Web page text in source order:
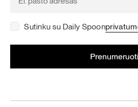
Sutinku su Daily Spoon